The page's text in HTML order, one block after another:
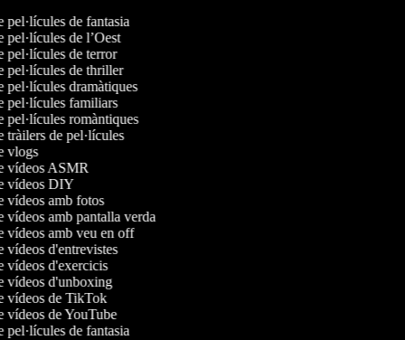
pel·lícules de fantasia
pel·lícules de l’Oest
pel·lícules de terror
pel·lícules de thriller
pel·lícules dramàtiques
pel·lícules familiars
pel·lícules romàntiques
tràilers de pel·lícules
vlogs
vídeos ASMR
vídeos DIY
vídeos amb fotos
vídeos amb pantalla verda
vídeos amb veu en off
vídeos d'entrevistes
vídeos d'exercicis
vídeos d'unboxing
vídeos de TikTok
vídeos de YouTube
pel·lícules de fantasia